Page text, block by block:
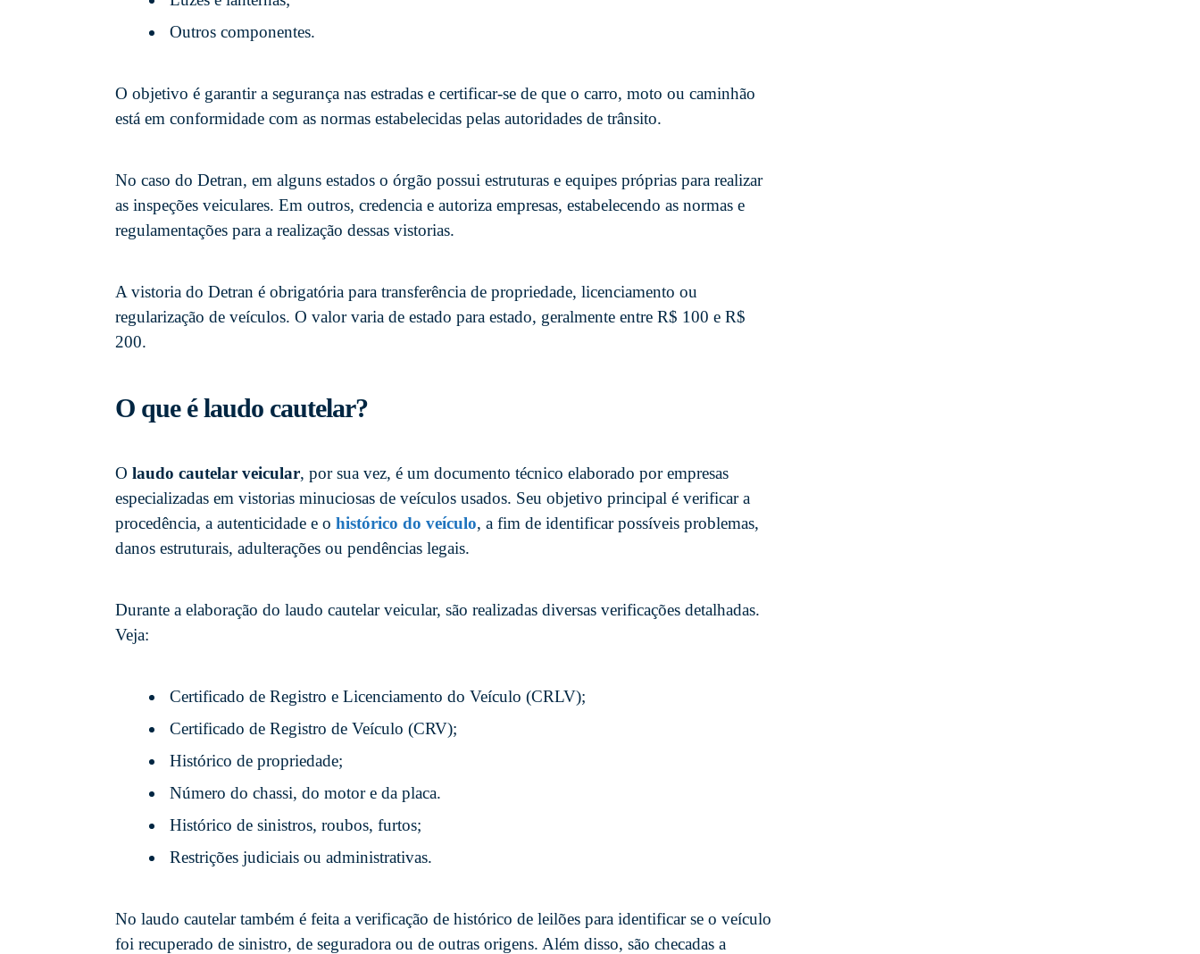
Outros componentes.
O objetivo é garantir a segurança nas estradas e certificar-se de que o carro, moto ou caminhão
está em conformidade com as normas estabelecidas pelas autoridades de trânsito.
No caso do Detran, em alguns estados o órgão possui estruturas e equipes próprias para realizar
as inspeções veiculares. Em outros, credencia e autoriza empresas, estabelecendo as normas e
regulamentações para a realização dessas vistorias.
A vistoria do Detran é obrigatória para transferência de propriedade, licenciamento ou
regularização de veículos. O valor varia de estado para estado, geralmente entre R$ 100 e R$
200.
O que é laudo cautelar?
O laudo cautelar veicular, por sua vez, é um documento técnico elaborado por empresas
especializadas em vistorias minuciosas de veículos usados. Seu objetivo principal é verificar a
procedência, a autenticidade e o histórico do veículo, a fim de identificar possíveis problemas,
danos estruturais, adulterações ou pendências legais.
Durante a elaboração do laudo cautelar veicular, são realizadas diversas verificações detalhadas.
Veja:
Certificado de Registro e Licenciamento do Veículo (CRLV);
Certificado de Registro de Veículo (CRV);
Histórico de propriedade;
Número do chassi, do motor e da placa.
Histórico de sinistros, roubos, furtos;
Restrições judiciais ou administrativas.
No laudo cautelar também é feita a verificação de histórico de leilões para identificar se o veículo
foi recuperado de sinistro, de seguradora ou de outras origens. Além disso, são checadas a